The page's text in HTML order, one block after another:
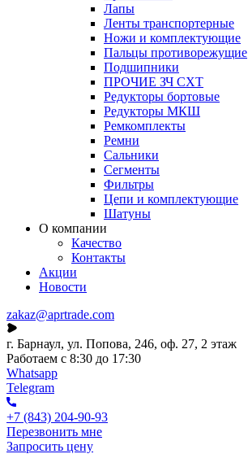
Лапы
Ленты транспортерные
Ножи и комплектующие
Пальцы противорежущие
Подшипники
ПРОЧИЕ ЗЧ СХТ
Редукторы бортовые
Редукторы МКШ
Ремкомплекты
Ремни
Сальники
Сегменты
Фильтры
Цепи и комплектующие
Шатуны
О компании
Качество
Контакты
Акции
Новости
zakaz@aprtrade.com
г. Барнаул, ул. Попова, 246, оф. 27, 2 этаж
Работаем с 8:30 до 17:30
Whatsapp
Telegram
+7 (843) 204-90-93
Перезвонить мне
Запросить цену